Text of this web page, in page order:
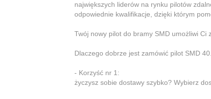
największych liderów na rynku pilotów
odpowiednie kwalifikacje, dzięki którym
Twój nowy pilot do bramy SMD umożliwi
Dlaczego dobrze jest zamówić pilot SMD
- Korzyść nr 1:
życzysz sobie dostawy szybko? Wybierz